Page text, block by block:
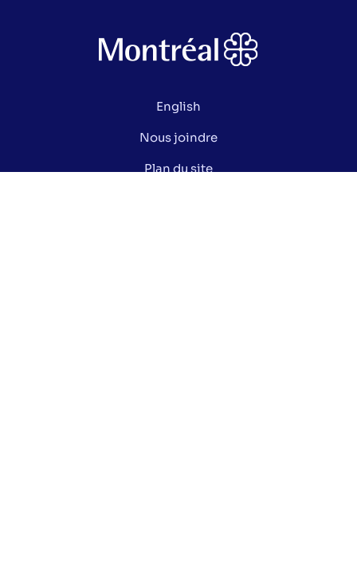
English
Nous joindre
Plan du site